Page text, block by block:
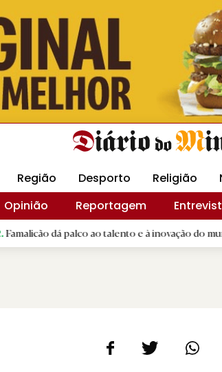
Revista Minha Gráfica DM
Região Desporto Religião
Opinião
Reportagem
ao talento e à inovação do mundo da moda |